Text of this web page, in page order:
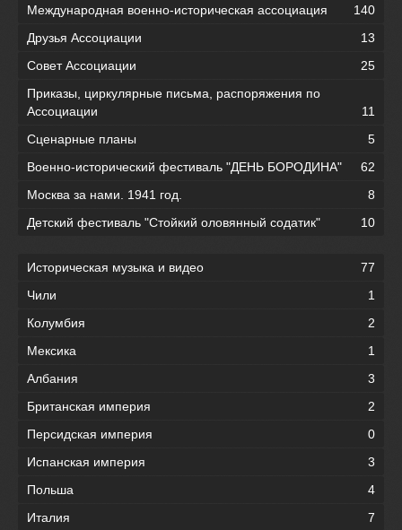
Международная военно-историческая ассоциация
140
Друзья Ассоциации
13
Совет Ассоциации
25
Приказы, циркулярные письма, распоряжения по
Ассоциации
11
Сценарные планы
5
Военно-исторический фестиваль "ДЕНЬ БОРОДИНА"
62
Москва за нами. 1941 год.
8
Детский фестиваль "Стойкий оловянный содатик"
10
Историческая музыка и видео
77
Чили
1
Колумбия
2
Мексика
1
Албания
3
Британская империя
2
Персидская империя
0
Испанская империя
3
Польша
4
Италия
7